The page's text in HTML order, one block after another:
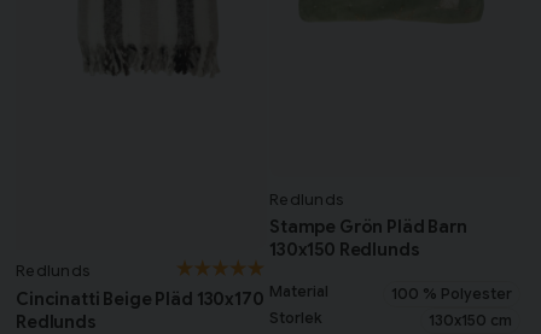
Redlunds
Cincinatti Beige Pläd 130x170
Redlunds
Redlunds
Stampe Grön Pläd Barn
130x150 Redlunds
Material
100 % Polyester
Storlek
130x150 cm